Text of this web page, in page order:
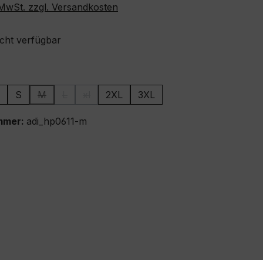
zzgl. Versandkosten
verfügbar
ist zurzeit nicht verfügbar.)
S M
(Diese Option ist zurzeit nicht verfügbar.)
(Diese Option ist zurzeit nicht verfügbar.)
(Diese Option ist zurzeit nicht verfügbar.)
2XL 3XL
adi_hp0611-m